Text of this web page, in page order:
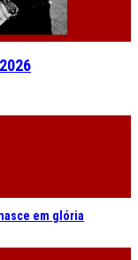
em glória